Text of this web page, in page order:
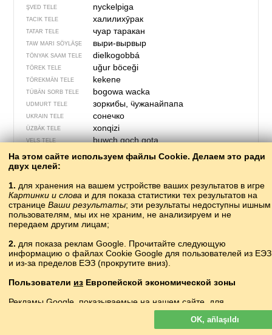
ŞVED TELE nyckelpiga
TACIK TELE халилихӯрак
TATAR TELE чуар таракан
TAW MARI SÖYLÄŞE выри-вырвыр
TÖNYAK SAAM TELE dielkogobbá
TÖREK TELE uğur böceği
TÖREKMÄN TELE kekene
TÜBÄN SORB TELE bogowa wacka
UDMURT TELE зоркибы, ӵужанайпапа
UKRAIN TELE сонечко
ÜZBÄK TELE xonqizi
VELS TELE buwch goch gota
VILAMOV TELE
VYET TELE bọ rùa
YAPON TELE テントウムシ
YAQUT TELE ?
YUĞARI SORB TELE bože słónčko
На этом сайте используем файлы Cookie. Делаем это ради
двух целей:
1. для хранения на вашем устройстве ваших результатов в игре
Картинки и слова и для показа статистики тех результатов на
странице Ваши результаты; эти результаты недоступны ишным
пользователям, мы их не храним, не анализируем и не
передаем другим лицам;
2. для показа реклам Google. Прочитайте следующую
информацию о файлах Cookie Google для пользователей из ЕЭЗ
и из-за пределов ЕЭЗ (прокрутите вниз).
Пользователи из Европейской экономической зоны
Рекламы Google, показываемые на нашем сайте, для
персонализируются. В такой рекламе
файлы cookie не используются для персонализации объявлений,
но служат для ограничения частоты показов, подготовки сводных
OK, añlaşıldı